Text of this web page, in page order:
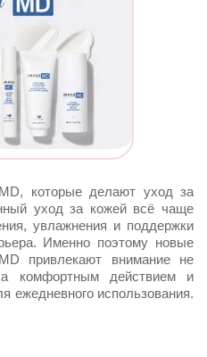
которые делают уход за
уход за кожей всё чаще
увлажнения и поддержки
Именно поэтому новые
привлекают внимание не
комфортным действием и
ежедневного использования.